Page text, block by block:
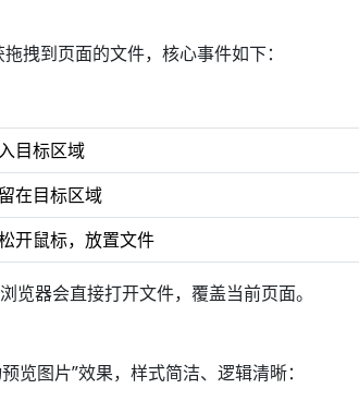
拽到页面的文件，核心事件如下：
目标区域
在目标区域
开鼠标，放置文件
览器会直接打开文件，覆盖当前页面。
览图片”效果，样式简洁、逻辑清晰：